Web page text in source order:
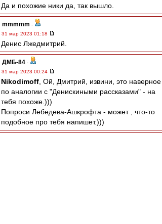
Да и похожие ники да, так вышло.
mmmmm -
31 мар 2023 01:18
Денис Лжедмитрий.
ДМБ-84 -
31 мар 2023 00:24
Nikodimoff , Ой, Дмитрий, извини, это наверное
по аналогии с "Денискиными рассказами" - на
тебя похоже.)))
Попроси Лебедева-Ашкрофта - может , что-то
подобное про тебя напишет.)))